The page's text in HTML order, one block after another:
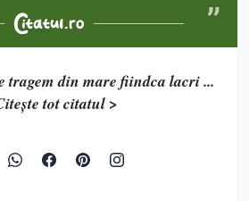
tragem din mare fiindca lacri ...
tot citatul >